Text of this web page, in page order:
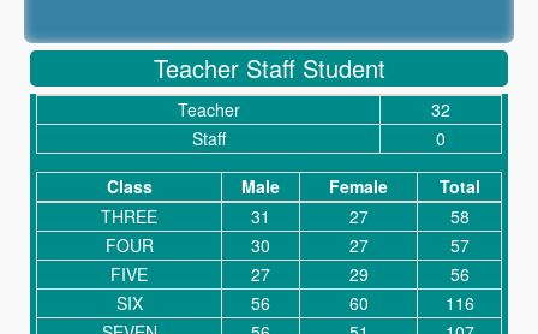
Teacher Staff Student
Teacher
32
Staff
0
Class
Male Female
Total
THREE
31 27
58
FOUR
30 27
57
FIVE
27 29
56
SIX
56 60
116